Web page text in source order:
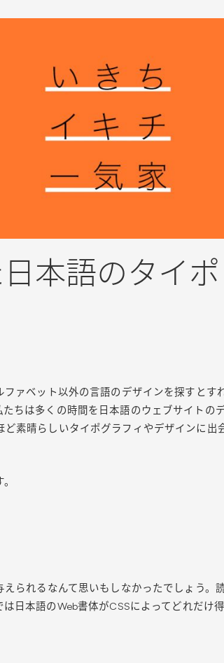
本語のタイポ
ァベット以外の言語のデザインを探すとす
ちは多くの時間を日本語のウェブサイトの
素晴らしいタイポグラフィやデザインに出
られるなんて思いもしなかったでしょう。
日本語のWeb書体がCSSによってどれだけ